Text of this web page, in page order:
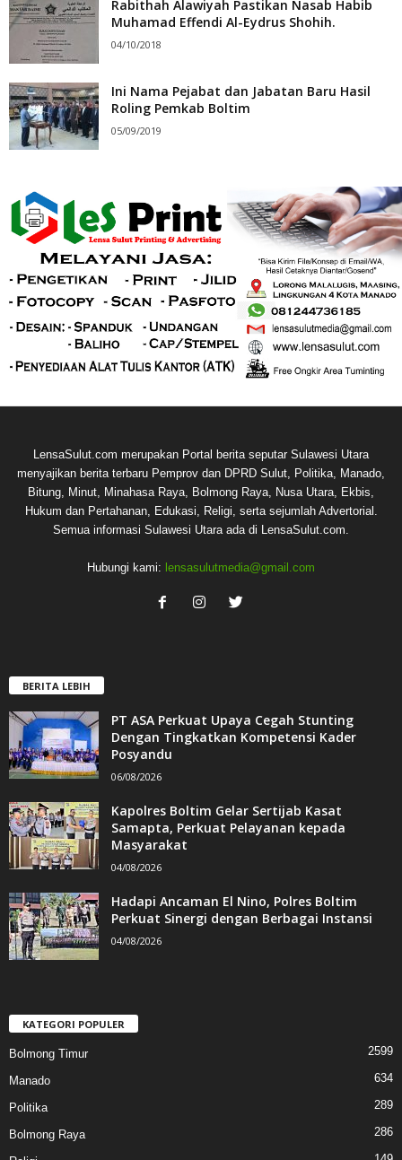
Rabithah Alawiyah Pastikan Nasab Habib
Muhamad Effendi Al-Eydrus Shohih.
04/10/2018
Ini Nama Pejabat dan Jabatan Baru Hasil
Roling Pemkab Boltim
05/09/2019
LensaSulut.com merupakan Portal berita seputar Sulawesi Utara
menyajikan berita terbaru Pemprov dan DPRD Sulut, Politika, Manado,
Bitung, Minut, Minahasa Raya, Bolmong Raya, Nusa Utara, Ekbis,
Hukum dan Pertahanan, Edukasi, Religi, serta sejumlah Advertorial.
Semua informasi Sulawesi Utara ada di LensaSulut.com.
Hubungi kami: lensasulutmedia@gmail.com
BERITA LEBIH
PT ASA Perkuat Upaya Cegah Stunting
Dengan Tingkatkan Kompetensi Kader
Posyandu
06/08/2026
Kapolres Boltim Gelar Sertijab Kasat
Samapta, Perkuat Pelayanan kepada
Masyarakat
04/08/2026
Hadapi Ancaman El Nino, Polres Boltim
Perkuat Sinergi dengan Berbagai Instansi
04/08/2026
KATEGORI POPULER
Bolmong Timur 2599
Manado 634
Politika 289
Bolmong Raya 286